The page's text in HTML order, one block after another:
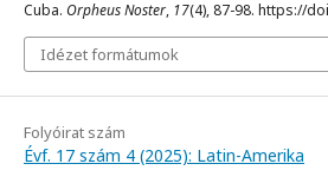
Cuba. Orpheus Noster, 17(4), 87-98. https://
Idézet formátumok
Folyóirat szám
Évf. 17 szám 4 (2025): Latin-Amerika